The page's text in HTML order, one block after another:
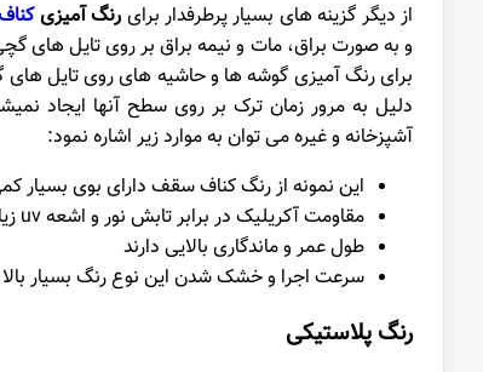
از دیگر گزینه های بسیار پرطرفدار برای رنگ آمیزی
و به صورت براق، مات و نیمه براق بر روی تایل های
برای رنگ آمیزی گوشه ها و حاشیه های روی تایل
دلیل به مرور زمان ترک بر روی سطح آنها ایجاد
آشپزخانه و غیره می توان به موارد زیر اشاره نمود:
این نمونه از رنگ کناف سقف دارای بوی بسیار
مقاومت آکریلیک در برابر تابش نور و اشعه uv زیاد بوده و نور مخفی های به کار رفته در سقف به آنها آسیب وارد نمی کند.
طول عمر و ماندگاری بالایی دارند
سرعت اجرا و خشک شدن این نوع رنگ بسیار
رنگ پلاستیکی